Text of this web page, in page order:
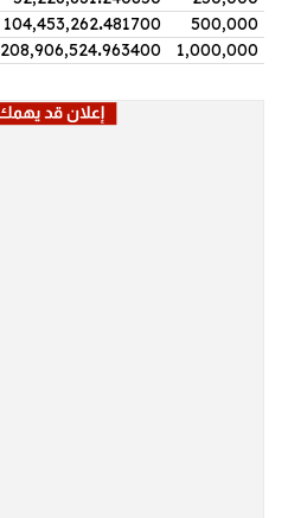
500,000
104,453,262.481700
1,000,000
208,906,524.963400